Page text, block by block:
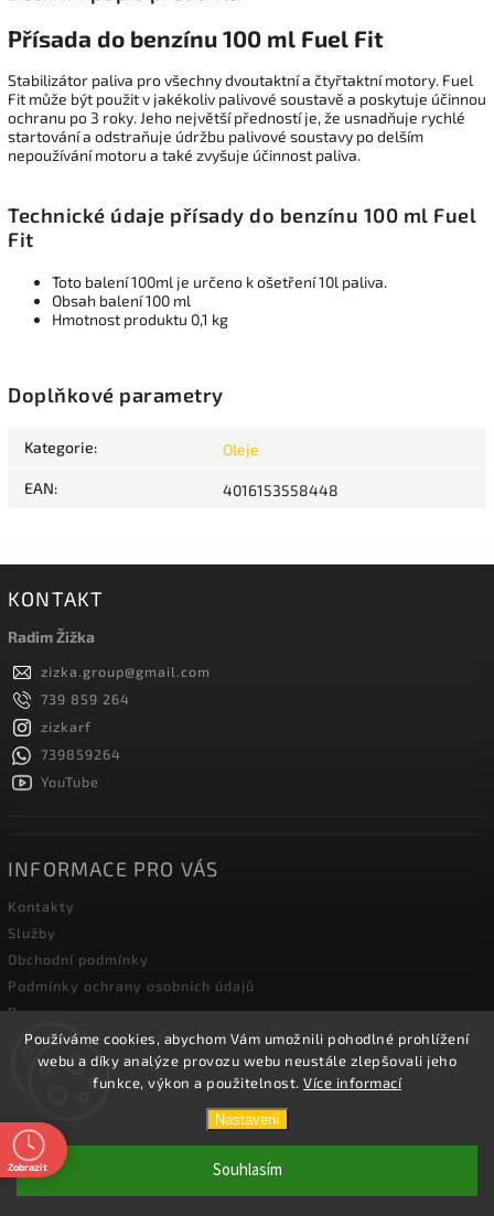
Používáme cookies, abychom Vám umožnili pohodlné prohlížení
webu a díky analýze provozu webu neustále zlepšovali jeho
funkce, výkon a použitelnost. Více informací
Nastavení
Souhlasím
Přísada do benzínu 100 ml Fuel Fit
Stabilizátor paliva pro všechny dvoutaktní a čtyřtaktní motory. Fuel
Fit může být použit v jakékoliv palivové soustavě a poskytuje účinnou
ochranu po 3 roky. Jeho největší předností je, že usnadňuje rychlé
startování a odstraňuje údržbu palivové soustavy po delším
nepoužívání motoru a také zvyšuje účinnost paliva.
Technické údaje přísady do benzínu 100 ml Fuel
Fit
Toto balení 100ml je určeno k ošetření 10l paliva.
Obsah balení 100 ml
Hmotnost produktu 0,1 kg
Doplňkové parametry
Kategorie: Oleje
EAN: 4016153558448
KONTAKT
Radim Žižka
zizka.group@gmail.com
739 859 264
zizkarf
739859264
YouTube
INFORMACE PRO VÁS
Kontakty
Služby
Obchodní podmínky
Podmínky ochrany osobních údajů
Doprava
Blog zahradní techniky
Žižka R&F s.r.o.. Všechna práva vyhrazena.
Shoptet| DesignShoptak.cz.
Zobrazit